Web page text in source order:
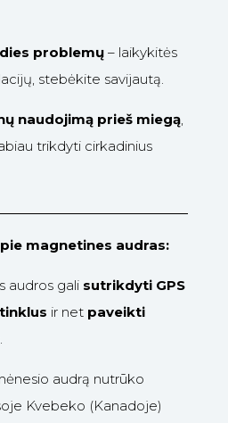
problemų– laikykitės
stebėkite savijautą.
naudojimą prieš miegą,
trikdyti cirkadinius
magnetines audras:
audros gali sutrikdyti GPS
ir net paveikti
.
audrą nutrūko
Kvebeko (Kanadoje)